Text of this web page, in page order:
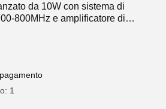
da 10W con sistema di
800MHz e amplificatore di
1